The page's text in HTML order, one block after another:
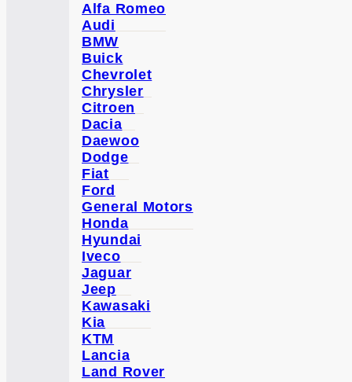
Alfa Romeo
Audi
BMW
Buick
Chevrolet
Chrysler
Citroen
Dacia
Daewoo
Dodge
Fiat
Ford
General Motors
Honda
Hyundai
Iveco
Jaguar
Jeep
Kawasaki
Kia
KTM
Lancia
Land Rover